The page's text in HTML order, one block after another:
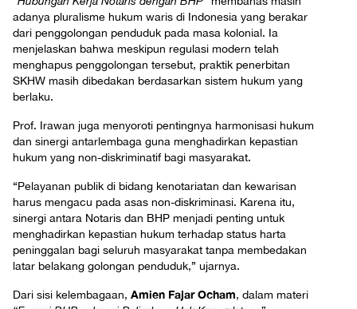
adanya pluralisme hukum waris di Indonesia yang berakar
dari penggolongan penduduk pada masa kolonial. Ia
menjelaskan bahwa meskipun regulasi modern telah
menghapus penggolongan tersebut, praktik penerbitan
SKHW masih dibedakan berdasarkan sistem hukum yang
berlaku.
Prof. Irawan juga menyoroti pentingnya harmonisasi hukum
dan sinergi antarlembaga guna menghadirkan kepastian
hukum yang non-diskriminatif bagi masyarakat.
“Pelayanan publik di bidang kenotariatan dan kewarisan
harus mengacu pada asas non-diskriminasi. Karena itu,
sinergi antara Notaris dan BHP menjadi penting untuk
menghadirkan kepastian hukum terhadap status harta
peninggalan bagi seluruh masyarakat tanpa membedakan
latar belakang golongan penduduk,” ujarnya.
Dari sisi kelembagaan, Amien Fajar Ocham, dalam materi